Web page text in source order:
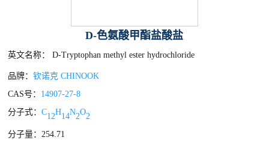
D-色氨酸甲酯盐酸盐
英文名称： D-Tryptophan methyl ester hydrochloride
品牌：钦诺克 CHINOOK
CAS号： 14907-27-8
分子式：C12H14N2O2
分子量：254.71